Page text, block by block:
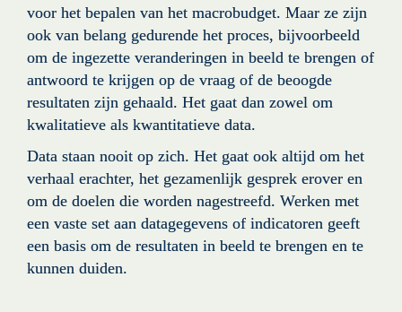
voor het bepalen van het macrobudget. Maar ze zijn
ook van belang gedurende het proces, bijvoorbeeld
om de ingezette veranderingen in beeld te brengen of
antwoord te krijgen op de vraag of de beoogde
resultaten zijn gehaald. Het gaat dan zowel om
Data staan nooit op zich. Het gaat ook altijd om het
verhaal erachter, het gezamenlijk gesprek erover en
om de doelen die worden nagestreefd. Werken met
een vaste set aan datagegevens of indicatoren geeft
een basis om de resultaten in beeld te brengen en te
kunnen duiden.